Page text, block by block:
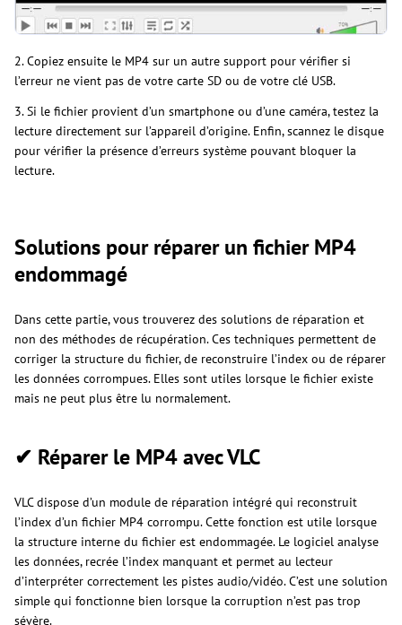
2. Copiez ensuite le MP4 sur un autre support pour vérifier si
l’erreur ne vient pas de votre carte SD ou de votre clé USB.
3. Si le fichier provient d’un smartphone ou d’une caméra, testez la
lecture directement sur l’appareil d’origine. Enfin, scannez le disque
pour vérifier la présence d’erreurs système pouvant bloquer la
lecture.
Solutions pour réparer un fichier MP4
endommagé
Dans cette partie, vous trouverez des solutions de réparation et
non des méthodes de récupération. Ces techniques permettent de
corriger la structure du fichier, de reconstruire l’index ou de réparer
les données corrompues. Elles sont utiles lorsque le fichier existe
mais ne peut plus être lu normalement.
✔ Réparer le MP4 avec VLC
VLC dispose d’un module de réparation intégré qui reconstruit
l’index d’un fichier MP4 corrompu. Cette fonction est utile lorsque
la structure interne du fichier est endommagée. Le logiciel analyse
les données, recrée l’index manquant et permet au lecteur
d’interpréter correctement les pistes audio/vidéo. C’est une solution
simple qui fonctionne bien lorsque la corruption n’est pas trop
sévère.